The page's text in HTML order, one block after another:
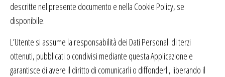
descritte nel presente documento e nella Cookie Policy, se
disponibile.
L’Utente si assume la responsabilità dei Dati Personali di terzi
ottenuti, pubblicati o condivisi mediante questa Applicazione e
garantisce di avere il diritto di comunicarli o diffonderli, liberando il